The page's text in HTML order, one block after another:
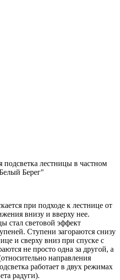
подсветка лестницы в частном
Берег"
при подходе к лестнице от
внизу и вверху нее.
стал световой эффект
Ступени загораются снизу
и сверху вниз при спуске с
не просто одна за другой, а
направления
работает в двух режимах
радуги).